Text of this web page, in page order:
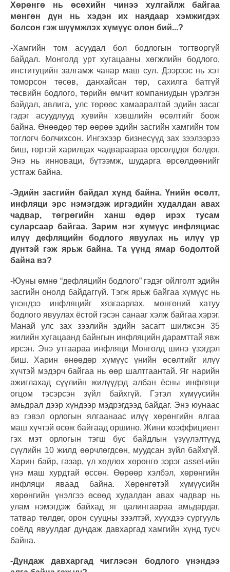
Хөрөнгө нь өсөхийн чинээ хулгайлж байгаа
мөнгөн дүн нь хэдэн их наядаар хэмжигдэх
болсон гэж шүүмжлэх хүмүүс олон бий...?
-Хамгийн том асуудал бол бодлогын тогтворгүй
байдал. Монголд урт хугацааны хөгжлийн бодлого,
институцийн залгамж чанар маш сул. Дээрээс нь хэт
томорсон төсөв, данхайсан төр, сахилга батгүй
төсвийн бодлого, төрийн өмчит компаниудын үрэлгэн
байдал, авлига, улс төрөөс хамааралтай эдийн засаг
гэдэг асуудлууд хувийн хэвшлийн өсөлтийг боож
байна. Өнөөдөр төр өөрөө эдийн засгийн хамгийн том
тоглогч болчихсон. Ингэхээр бизнесүүд зах зээлээрээ
биш, төртэй харилцах чадвараараа өрсөлддөг болдог.
Энэ нь инноваци, бүтээмж, шударга өрсөлдөөнийг
устгаж байна.
-Эдийн засгийн байдал хүнд байна. Үнийн өсөлт,
инфляци эрс нэмэгдэж иргэдийн худалдан авах
чадвар, төгрөгийн ханш өдөр ирэх тусам
суларсаар байгаа. Зарим нэг хүмүүс инфляциас
илүү дефляцийн бодлого явуулах нь илүү үр
дүнтэй гэж ярьж байна. Та үүнд ямар бодолтой
байна вэ?
-Юуны өмнө “дефляцийн бодлого” гэдэг ойлголт эдийн
засгийн онолд байдаггүй. Тэгж ярьж байгаа хүмүүс нь
үнэндээ инфляцийг хязгаарлах, мөнгөний хатуу
бодлого явуулах ёстой гэсэн санааг хэлж байгаа хэрэг.
Манай улс зах зээлийн эдийн засагт шилжсэн 35
жилийн хугацаанд байнгын инфляцийн дарамттай явж
ирсэн. Энэ утгаараа инфляци Монголд шинэ үзэгдэл
биш. Харин өнөөдөр хүмүүс үнийн өсөлтийг илүү
хүчтэй мэдэрч байгаа нь өөр шалтгаантай. Яг нарийн
ажиглахад сүүлийн жилүүдэд албан ёсны инфляци
огцом тэсэрсэн зүйл байхгүй. Гэтэл хүмүүсийн
амьдрал дээр хүндээр мэдрэгдээд байдаг. Энэ юунаас
вэ гэвэл орлогын ялгаанаас илүү хөрөнгийн ялгаа
маш хүчтэй өсөж байгаад оршино. Жини коэффициент
гэх мэт орлогын тэгш бус байдлын үзүүлэлтүүд
сүүлийн 10 жилд өөрчлөгдсөн, муудсан зүйл байхгүй.
Харин байр, газар, үл хөдлөх хөрөнгө зэрэг asset-ийн
үнэ маш хурдтай өссөн. Өөрөөр хэлбэл, хөрөнгийн
инфляци яваад байна. Хөрөнгөтэй хүмүүсийн
хөрөнгийн үнэлгээ өсөөд худалдан авах чадвар нь
улам нэмэгдэж байхад яг цалингаараа амьдардаг,
татвар төлдөг, орон сууцны зээлтэй, хүүхдээ сургууль
соёлд явуулдаг дундаж давхаргад хамгийн хүнд тусч
байна.
-Дундаж давхаргад чиглэсэн бодлого үнэндээ